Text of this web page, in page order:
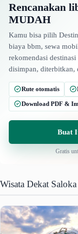
Rencanakan
MUDAH
Kamu bisa pilih
biaya bbm, sewa
rekomendasi
disimpan, diterbitkan,
Rute otomatis
Download PDF &
Buat
Gratis
Wisata Dekat